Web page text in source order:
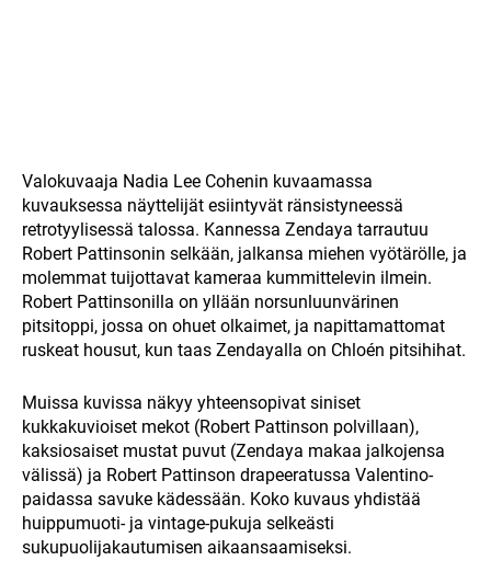
Valokuvaaja Nadia Lee Cohenin kuvaamassa
kuvauksessa näyttelijät esiintyvät ränsistyneessä
retrotyylisessä talossa. Kannessa Zendaya tarrautuu
Robert Pattinsonin selkään, jalkansa miehen vyötärölle, ja
molemmat tuijottavat kameraa kummittelevin ilmein.
Robert Pattinsonilla on yllään norsunluunvärinen
pitsitoppi, jossa on ohuet olkaimet, ja napittamattomat
ruskeat housut, kun taas Zendayalla on Chloén pitsihihat.
Muissa kuvissa näkyy yhteensopivat siniset
kukkakuvioiset mekot (Robert Pattinson polvillaan),
kaksiosaiset mustat puvut (Zendaya makaa jalkojensa
välissä) ja Robert Pattinson drapeeratussa Valentino-
paidassa savuke kädessään. Koko kuvaus yhdistää
huippumuoti- ja vintage-pukuja selkeästi
sukupuolijakautumisen aikaansaamiseksi.